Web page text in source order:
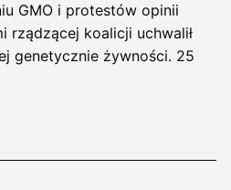
GMO i protestów opinii
rządzącej koalicji uchwalił
genetycznie żywności. 25